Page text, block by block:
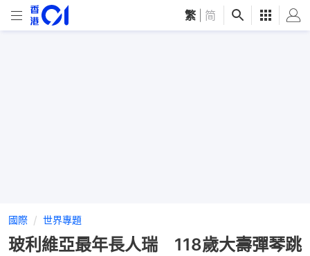
繁 简
國際 世界專題
玻利維亞最年長人瑞 118歲大壽彈琴跳